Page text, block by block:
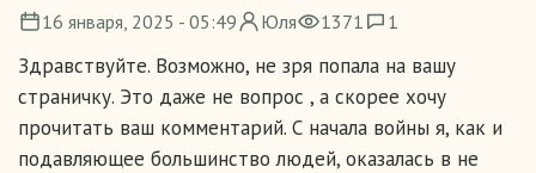
16 января, 2025 - 05:49 Юля 1371 1
Здравствуйте. Возможно, не зря попала на вашу
страничку. Это даже не вопрос , а скорее хочу
прочитать ваш комментарий. С начала войны я, как и
подавляющее большинство людей, оказалась в не